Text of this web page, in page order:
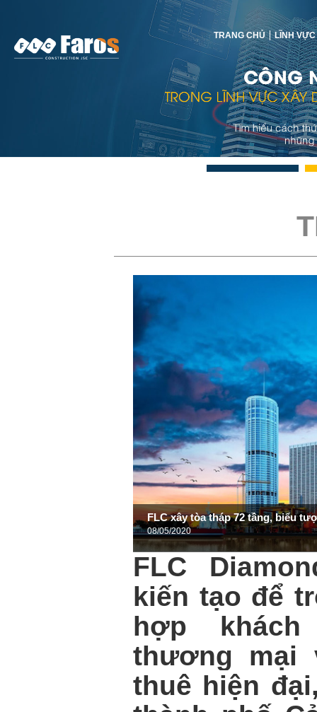
TRANG CHỦ LĨNH
FLC xây tòa tháp 72 tầng, biểu
08/05/2020
FLC
kiến tạo để
hợp
thương mại
thuê hiện